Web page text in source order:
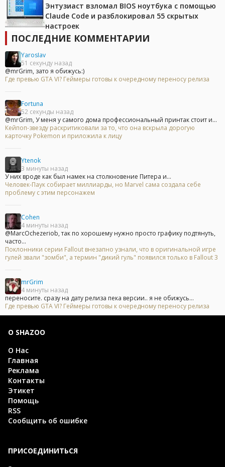
Энтузиаст взломал BIOS ноутбука с помощью
Claude Code и разблокировал 55 скрытых
настроек
ПОСЛЕДНИЕ КОММЕНТАРИИ
YarosIav
51 секунду назад
@mrGrim, зато я обижусь:)
Где превью GTA VI? Геймеры готовы к очередному переносу релиза
Fortuna
52 секунды назад
@mrGrim, У меня у самого дома профессиональный принтак стоит и...
Кейпоп-звезду раскритиковали за то, что она вскрыла дорогую
карточку Pokemon и приложила к лицу
Ytenok
3 минуты назад
У них вроде как был намек на столкновение Питера и...
Человек-Паук собирает миллиарды, но Marvel сама создала себе
проблему с этим персонажем
Cohen
4 минуты назад
@MarcOchezeriob, так по хорошему нужно просто графику подтянуть,
часто...
Поклонники серии Fallout внезапно узнали, что в оригинальной игре
гулей звали "зомби", а термин "дикий гуль" появился только в Fallout 3
mrGrim
4 минуты назад
переносите. сразу на дату релиза пека версии.. я не обижусь...
Где превью GTA VI? Геймеры готовы к очередному переносу релиза
О SHAZOO
О Нас
Главная
Реклама
Контакты
Этикет
Помощь
RSS
Сообщить об ошибке
ПРИСОЕДИНИТЬСЯ